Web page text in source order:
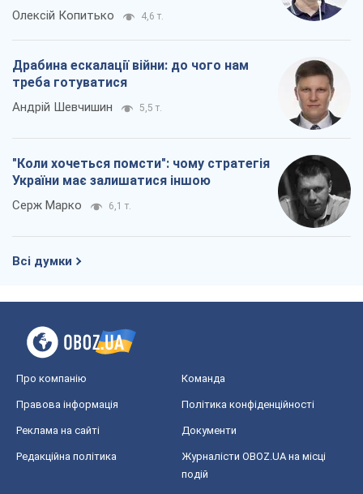
Олексій Копитько 4,6 т.
Драбина ескалації війни: до чого нам
треба готуватися
Андрій Шевчишин 5,5 т.
"Коли хочеться помсти": чому стратегія
України має залишатися іншою
Серж Марко 6,1 т.
Всі думки
Про компанію Команда
Правова інформація Політика конфіденційності
Реклама на сайті Документи
Редакційна політика
Журналісти OBOZ.UA на місці
подій